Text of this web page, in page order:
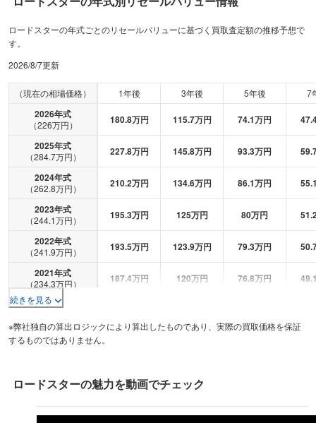
ロードスターの年式ごとのリセールバリューに基づく買取査定額の推移予想で
す。
2026/8/7更新
（現在の相場価格） 1年後 3年後 5年後 7
2026年式
（226万円） 180.8万円 115.7万円 74.1万円
2025年式
（284.7万円） 227.8万円 145.8万円 93.3万円
2024年式
（262.8万円） 210.2万円 134.6万円 86.1万円
2023年式
（244.1万円） 195.3万円 125万円 80万円
2022年式
（241.9万円） 193.5万円 123.9万円 79.3万円
2021年式
（234.3万円） 187.4万円 120万円 76.8万円
2020年式
2019年式
（197.9万円）
179.4万円）
182.5万円） 146万円 93.4万円 59.8万円
続きを見る
※弊社独自の算出ロジックにより算出したものであり、実際の買取価格を保証
するものではありません。
ロードスターの魅力を動画でチェック